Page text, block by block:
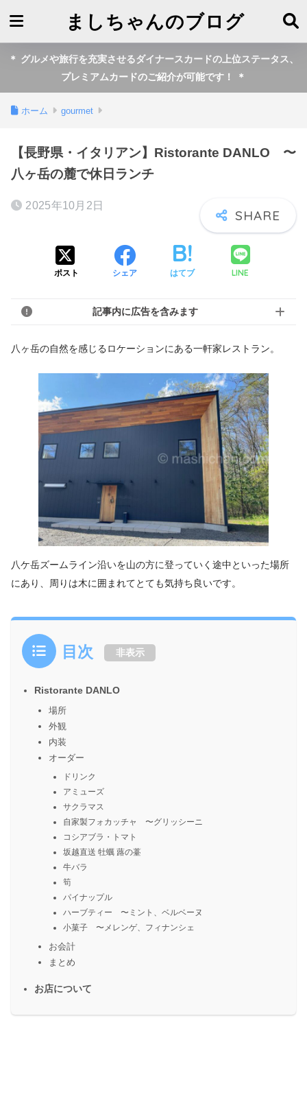
ましちゃんのブログ
＊ グルメや旅行を充実させるダイナースカードの上位ステータス、
プレミアムカードのご紹介が可能です！ ＊
ホーム gourmet
【長野県・イタリアン】Ristorante DANLO 〜
八ヶ岳の麓で休日ランチ
2025年10月2日
ポスト シェア はてブ LINE
記事内に広告を含みます
八ヶ岳の自然を感じるロケーションにある一軒家レストラン。
八ケ岳ズームライン沿いを山の方に登っていく途中といった場所
にあり、周りは木に囲まれてとても気持ち良いです。
目次 非表示
Ristorante DANLO
場所
外観
内装
オーダー
ドリンク
アミューズ
サクラマス
自家製フォカッチャ 〜グリッシーニ
コシアブラ・トマト
坂越直送 牡蠣 蕗の薹
牛バラ
筍
パイナップル
ハーブティー 〜ミント、ベルベーヌ
小菓子 〜メレンゲ、フィナンシェ
お会計
まとめ
お店について